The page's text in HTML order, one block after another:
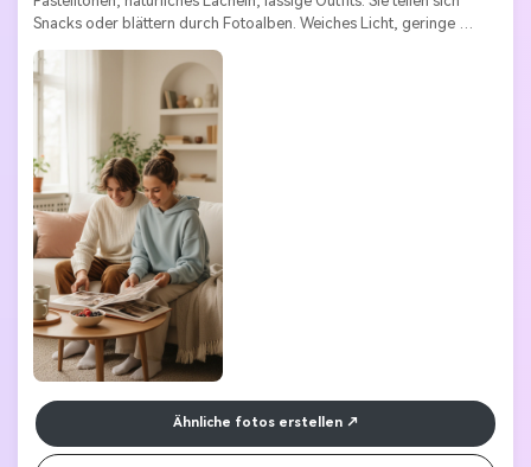
Snacks oder blättern durch Fotoalben. Weiches Licht, geringe
Schärfentiefe, ästhetisch minimalistische Komposition.
Stile Schlüsselwörter:
| Natürlich
Ähnliche fotos erstellen